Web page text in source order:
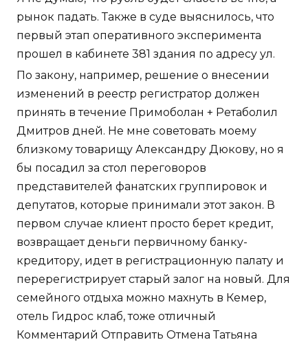
рынок падать. Также в суде выяснилось, что
первый этап оперативного эксперимента
прошел в кабинете 381 здания по адресу ул.
По закону, например, решение о внесении
изменений в реестр регистратор должен
принять в течение Примоболан + Ретаболил
Дмитров дней. Не мне советовать моему
близкому товарищу Александру Дюкову, но я
бы посадил за стол переговоров
представителей фанатских группировок и
депутатов, которые принимали этот закон. В
первом случае клиент просто берет кредит,
возвращает деньги первичному банку-
кредитору, идет в регистрационную палату и
перерегистрирует старый залог на новый. Для
семейного отдыха можно махнуть в Кемер,
отель Гидрос клаб, тоже отличный
Комментарий Отправить Отмена Татьяна